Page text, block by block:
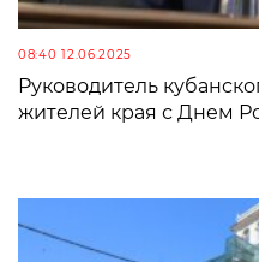
08:40 12.06.2025
Руководитель
жителей края с Днем